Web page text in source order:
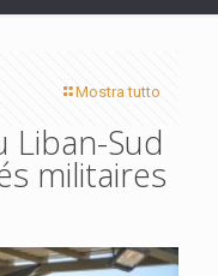
Mostra tutto
Liban-Sud
militaires